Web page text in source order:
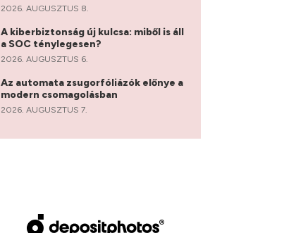
2026. AUGUSZTUS 8.
A kiberbiztonság új kulcsa: miből is áll
a SOC ténylegesen?
2026. AUGUSZTUS 6.
Az automata zsugorfóliázók előnye a
modern csomagolásban
2026. AUGUSZTUS 7.